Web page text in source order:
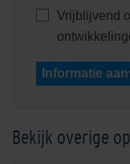
Vrijblijvend
Informatie
Bekijk overige